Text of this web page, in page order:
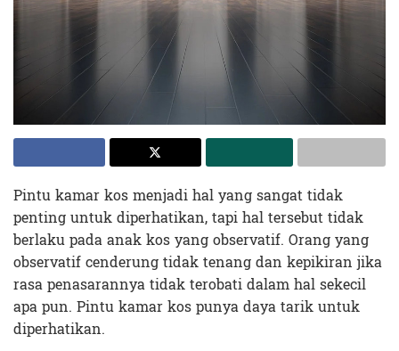
Pintu kamar kos menjadi hal yang sangat tidak
penting untuk diperhatikan, tapi hal tersebut tidak
berlaku pada anak kos yang observatif. Orang yang
observatif cenderung tidak tenang dan kepikiran jika
rasa penasarannya tidak terobati dalam hal sekecil
apa pun. Pintu kamar kos punya daya tarik untuk
diperhatikan.